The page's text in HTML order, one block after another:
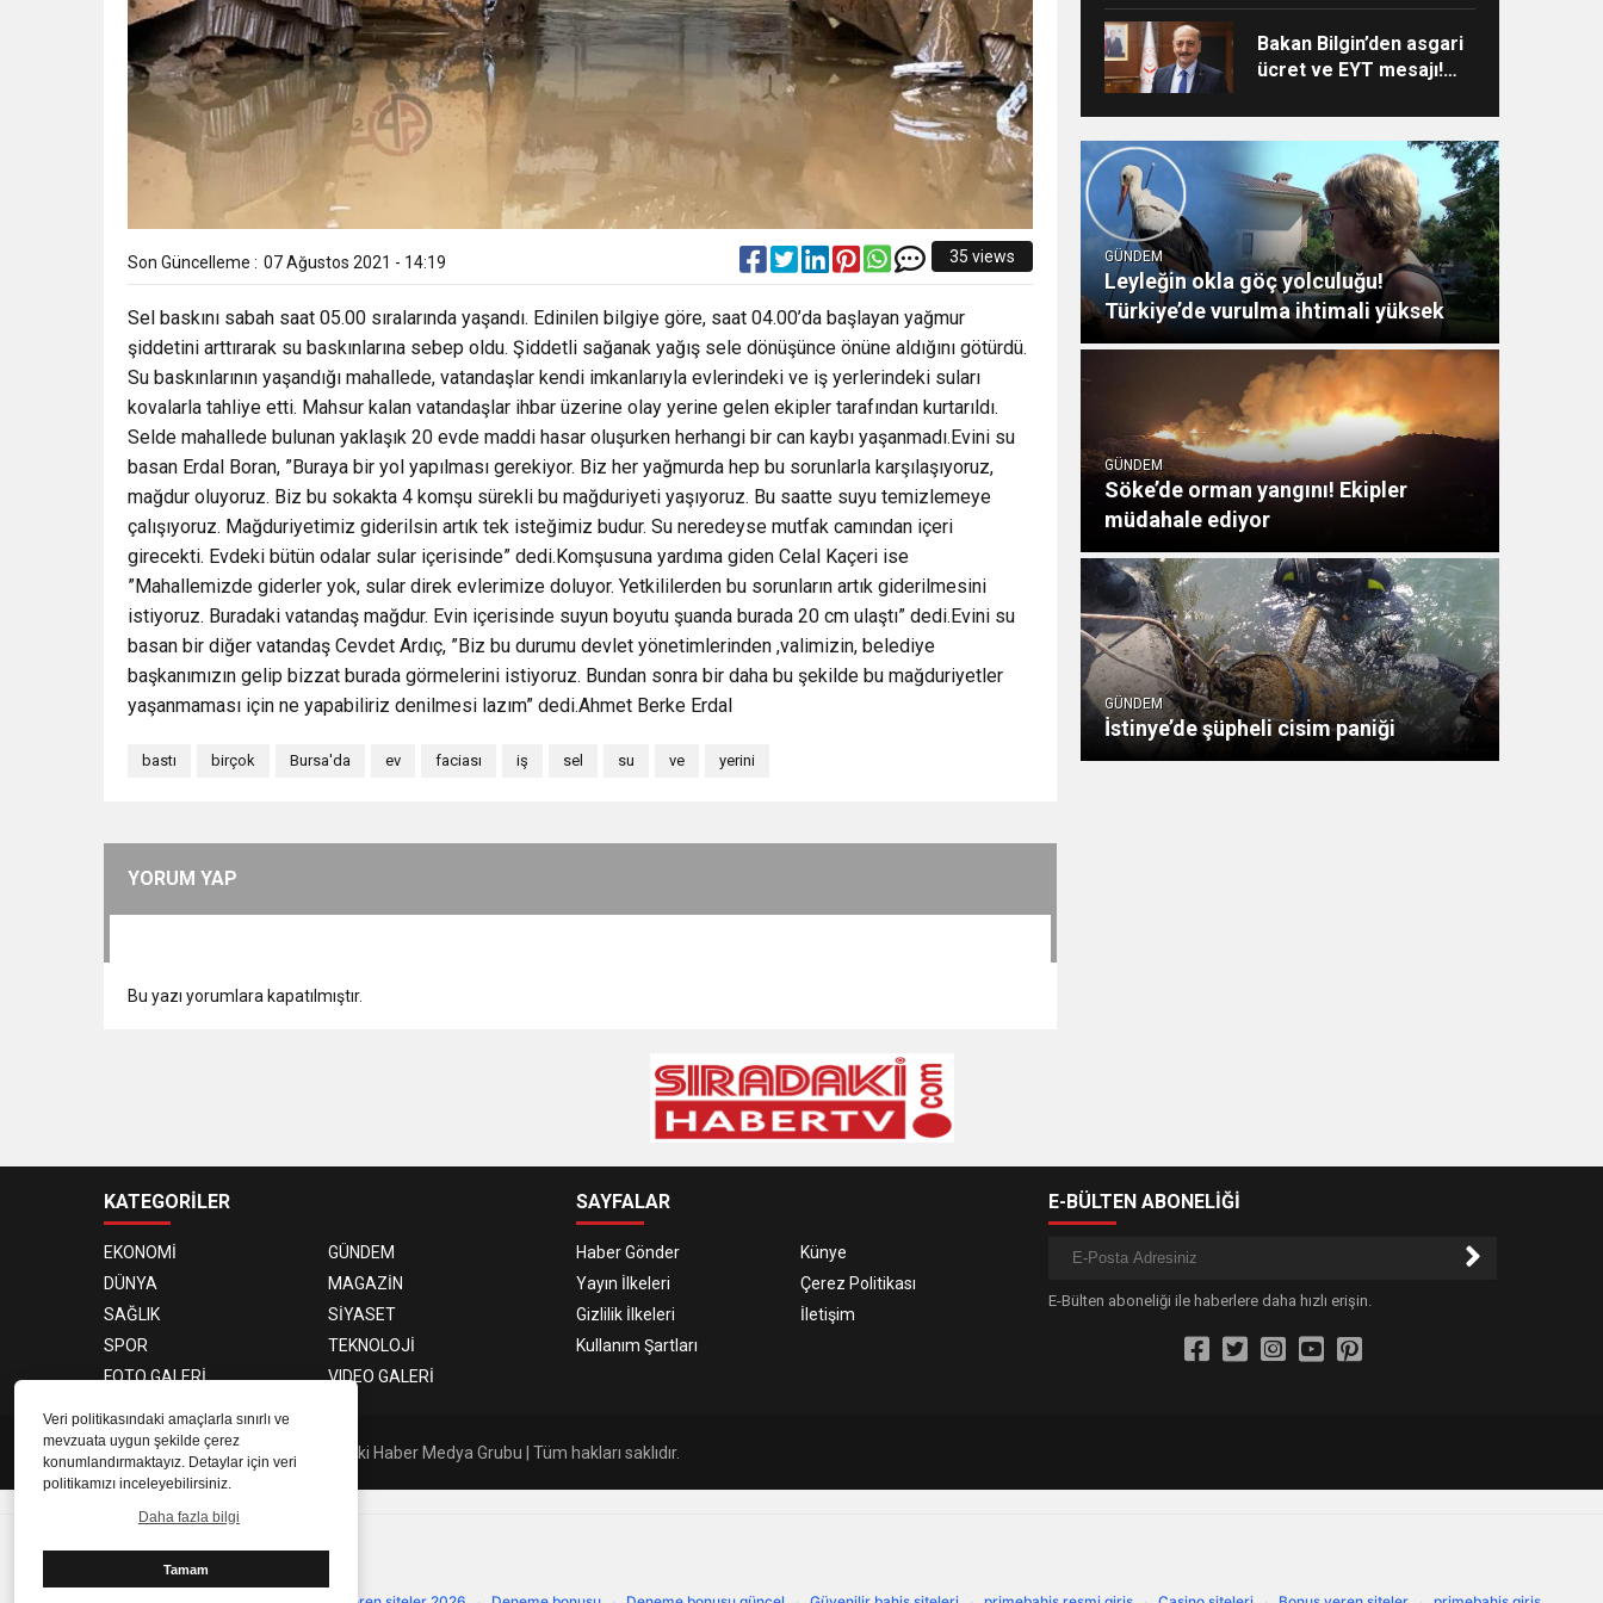
Veri politikasındaki amaçlarla sınırlı ve
mevzuata uygun şekilde çerez
konumlandırmaktayız. Detaylar için veri
politikamızı inceleyebilirsiniz.
Daha fazla bilgi
Tamam
Son Güncelleme : 07 Ağustos 2021 - 14:19 35 views
Sel baskını sabah saat 05.00 sıralarında yaşandı. Edinilen bilgiye göre, saat 04.00’da başlayan yağmur
şiddetini arttırarak su baskınlarına sebep oldu. Şiddetli sağanak yağış sele dönüşünce önüne aldığını götürdü.
Su baskınlarının yaşandığı mahallede, vatandaşlar kendi imkanlarıyla evlerindeki ve iş yerlerindeki suları
kovalarla tahliye etti. Mahsur kalan vatandaşlar ihbar üzerine olay yerine gelen ekipler tarafından kurtarıldı.
Selde mahallede bulunan yaklaşık 20 evde maddi hasar oluşurken herhangi bir can kaybı yaşanmadı.Evini su
basan Erdal Boran, ”Buraya bir yol yapılması gerekiyor. Biz her yağmurda hep bu sorunlarla karşılaşıyoruz,
mağdur oluyoruz. Biz bu sokakta 4 komşu sürekli bu mağduriyeti yaşıyoruz. Bu saatte suyu temizlemeye
çalışıyoruz. Mağduriyetimiz giderilsin artık tek isteğimiz budur. Su neredeyse mutfak camından içeri
girecekti. Evdeki bütün odalar sular içerisinde” dedi.Komşusuna yardıma giden Celal Kaçeri ise
”Mahallemizde giderler yok, sular direk evlerimize doluyor. Yetkililerden bu sorunların artık giderilmesini
istiyoruz. Buradaki vatandaş mağdur. Evin içerisinde suyun boyutu şuanda burada 20 cm ulaştı” dedi.Evini su
basan bir diğer vatandaş Cevdet Ardıç, ”Biz bu durumu devlet yönetimlerinden ,valimizin, belediye
başkanımızın gelip bizzat burada görmelerini istiyoruz. Bundan sonra bir daha bu şekilde bu mağduriyetler
yaşanmaması için ne yapabiliriz denilmesi lazım” dedi.Ahmet Berke Erdal
bastı birçok Bursa'da ev faciası iş sel su ve yerini
YORUM YAP
Bu yazı yorumlara kapatılmıştır.
Bakan Bilgin’den asgari
ücret ve EYT mesajı!
kadro düzenlemesinde
kapsam genişledi
GÜNDEM
Leyleğin okla göç yolculuğu!
Türkiye’de vurulma ihtimali yüksek
GÜNDEM
Söke’de orman yangını! Ekipler
müdahale ediyor
GÜNDEM
İstinye’de şüpheli cisim paniği
KATEGORİLER
EKONOMİ
GÜNDEM
DÜNYA
MAGAZİN
SAĞLIK
SİYASET
SPOR
TEKNOLOJİ
FOTO GALERİ
VIDEO GALERİ
SAYFALAR
Haber Gönder
Künye
Yayın İlkeleri
Çerez Politikası
Gizlilik İlkeleri
İletişim
Kullanım Şartları
E-BÜLTEN ABONELİĞİ
E-Bülten aboneliği ile haberlere daha hızlı erişin.
© 2026 Sıradaki Haber TV | Sıradaki Haber Medya Grubu | Tüm hakları saklıdır.
Onaylanmış ve güvenilir platformlar